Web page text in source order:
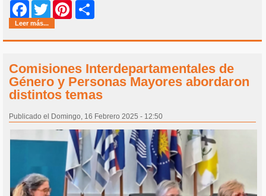
Facebook
Twitter Pinterest
Leer más...
Comisiones Interdepartamentales de
Género y Personas Mayores abordaron
distintos temas
Publicado el Domingo, 16 Febrero 2025 - 12:50